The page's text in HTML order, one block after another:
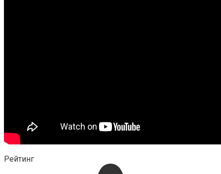
Рейтинг